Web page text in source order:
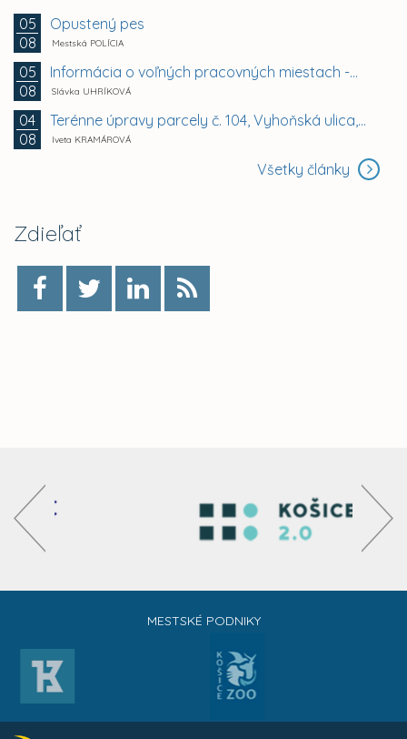
05
08
Opustený pes
Mestská POLÍCIA
05
08
Informácia o voľných pracovných miestach -...
Slávka UHRÍKOVÁ
04
08
Terénne úpravy parcely č. 104, Vyhoňská ulica,...
Iveta KRAMÁROVÁ
Všetky články
Zdieľať
MESTSKÉ PODNIKY